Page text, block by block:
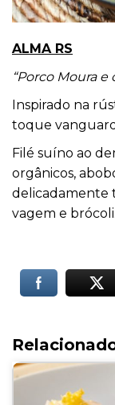
ALMA RS
“Porco Moura e
Inspirado na
toque
Filé suíno ao
orgânicos,
delicadamente
vagem e brócoli.